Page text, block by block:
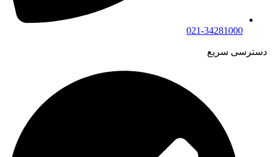
021-34281000
دسترسی سریع